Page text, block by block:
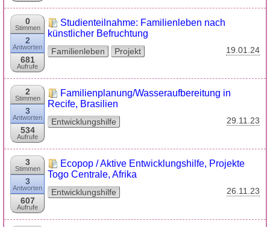
0
Stimmen
2
Antworten
681
Aufrufe
Studienteilnahme: Familienleben nach
künstlicher Befruchtung
Familienleben Projekt 19.01.24
2
Stimmen
3
Antworten
534
Aufrufe
Familienplanung/Wasseraufbereitung in
Recife, Brasilien
Entwicklungshilfe 29.11.23
3
Stimmen
3
Antworten
607
Aufrufe
Ecopop / Aktive Entwicklungshilfe, Projekte
Togo Centrale, Afrika
Entwicklungshilfe 26.11.23